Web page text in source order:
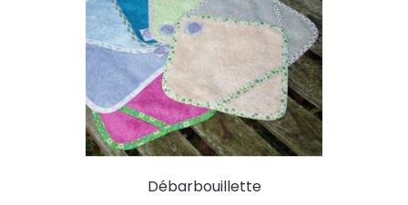
Débarbouillette